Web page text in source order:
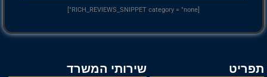
[RICH_REVIEWS_SNIPPET category = "none"]
תפריט שירותי המשרד